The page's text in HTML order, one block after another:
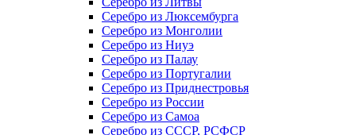
Серебро из Люксембурга
Серебро из Монголии
Серебро из Ниуэ
Серебро из Палау
Серебро из Португалии
Серебро из Приднестровья
Серебро из России
Серебро из Самоа
Серебро из СССР, РСФСР